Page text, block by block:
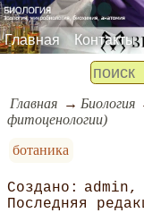
Главная Контакты
Главная Биология
фитоценологии)
ботаника
admin